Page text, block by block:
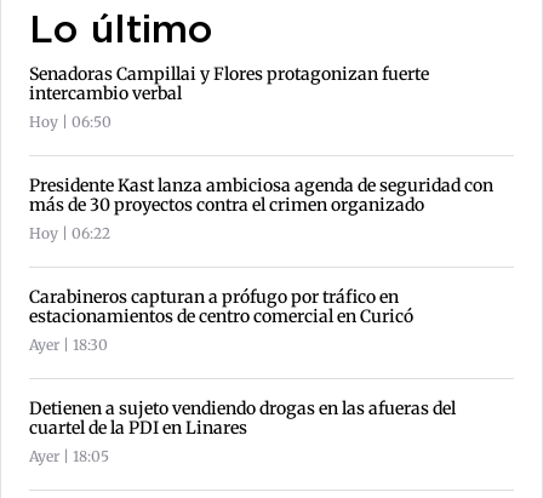
Lo último
Senadoras Campillai y Flores protagonizan fuerte
intercambio verbal
Hoy | 06:50
Presidente Kast lanza ambiciosa agenda de seguridad con
más de 30 proyectos contra el crimen organizado
Hoy | 06:22
Carabineros capturan a prófugo por tráfico en
estacionamientos de centro comercial en Curicó
Ayer | 18:30
Detienen a sujeto vendiendo drogas en las afueras del
cuartel de la PDI en Linares
Ayer | 18:05